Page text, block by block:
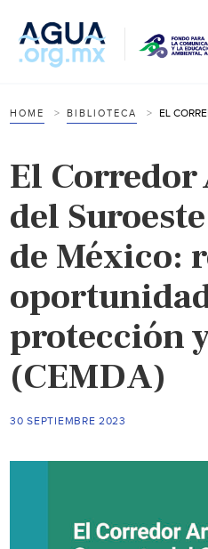
HOME BIBLIOTECA
El
del
de México:
protección
(CEMDA)
30 SEPTIEMBRE 2023